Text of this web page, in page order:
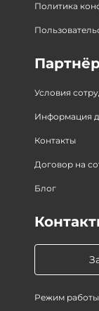
Политика
Условия
Информация
Контакты
Договор на
Блог
Режим